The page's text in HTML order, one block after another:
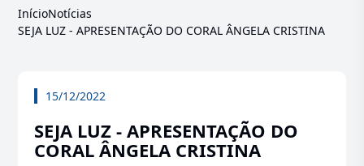
InícioNotícias
SEJA LUZ - APRESENTAÇÃO DO CORAL ÂNGELA CRISTINA
15/12/2022
SEJA LUZ - APRESENTAÇÃO DO
CORAL ÂNGELA CRISTINA